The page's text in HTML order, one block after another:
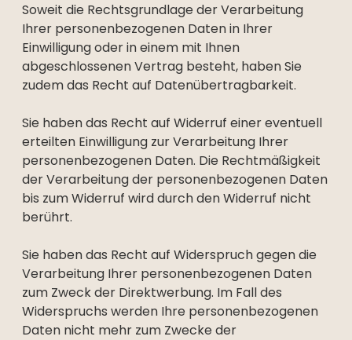
Soweit die Rechtsgrundlage der Verarbeitung
Ihrer personenbezogenen Daten in Ihrer
Einwilligung oder in einem mit Ihnen
abgeschlossenen Vertrag besteht, haben Sie
zudem das Recht auf Datenübertragbarkeit.
Sie haben das Recht auf Widerruf einer eventuell
erteilten Einwilligung zur Verarbeitung Ihrer
personenbezogenen Daten. Die Rechtmäßigkeit
der Verarbeitung der personenbezogenen Daten
bis zum Widerruf wird durch den Widerruf nicht
berührt.
Sie haben das Recht auf Widerspruch gegen die
Verarbeitung Ihrer personenbezogenen Daten
zum Zweck der Direktwerbung. Im Fall des
Widerspruchs werden Ihre personenbezogenen
Daten nicht mehr zum Zwecke der